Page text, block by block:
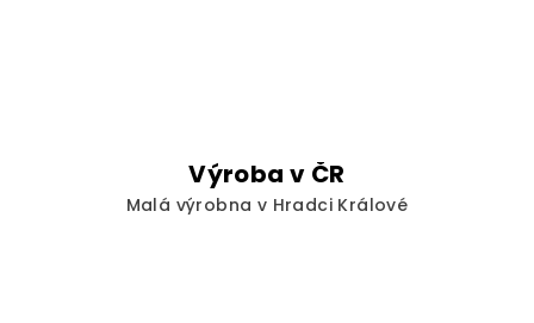
Výroba v ČR
Malá výrobna v Hradci Králové